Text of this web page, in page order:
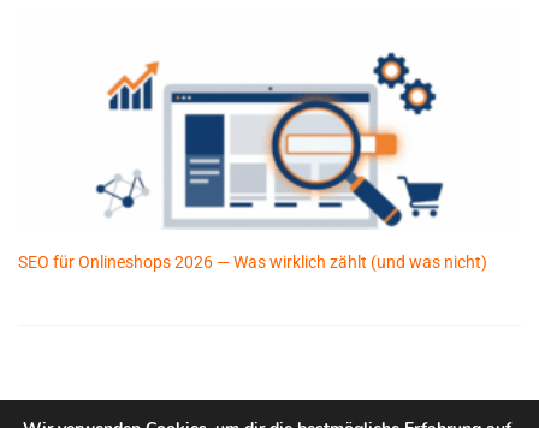
SEO für Onlineshops 2026 — Was wirklich zählt (und was nicht)